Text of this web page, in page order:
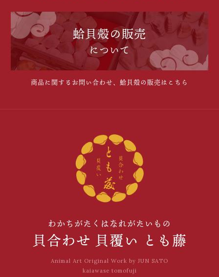
蛤貝殻の販売
について
商品に関するお問い合わせ、蛤貝殻の販売はこちら
わかちがたくはなれがたいもの
貝合わせ 貝覆い とも藤
Animal Art Original Work by JUN SATO
kaiawase tomofuji